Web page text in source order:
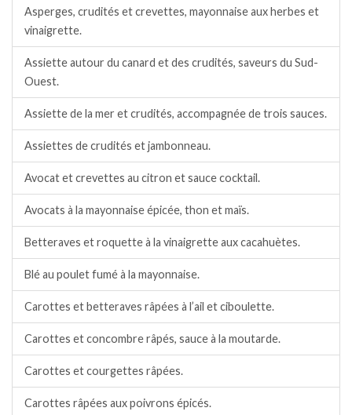
Asperges, crudités et crevettes, mayonnaise aux herbes et
vinaigrette.
Assiette autour du canard et des crudités, saveurs du Sud-
Ouest.
Assiette de la mer et crudités, accompagnée de trois sauces.
Assiettes de crudités et jambonneau.
Avocat et crevettes au citron et sauce cocktail.
Avocats à la mayonnaise épicée, thon et maïs.
Betteraves et roquette à la vinaigrette aux cacahuètes.
Blé au poulet fumé à la mayonnaise.
Carottes et betteraves râpées à l’ail et ciboulette.
Carottes et concombre râpés, sauce à la moutarde.
Carottes et courgettes râpées.
Carottes râpées aux poivrons épicés.